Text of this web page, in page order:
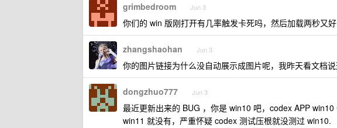
grimbedroom Jun 3
你们的 win 版刚打开有几率触发卡死吗，然后加载两秒又
zhangshaohan Jun 3
你的图片链接为什么没自动展示成图片呢，我昨天看文档
dongzhuo777 Jun 3
最近更新出来的 BUG ，你是 win10 吧，codex APP win10
win11 就没有，严重怀疑 codex 测试压根就没测过 win10.